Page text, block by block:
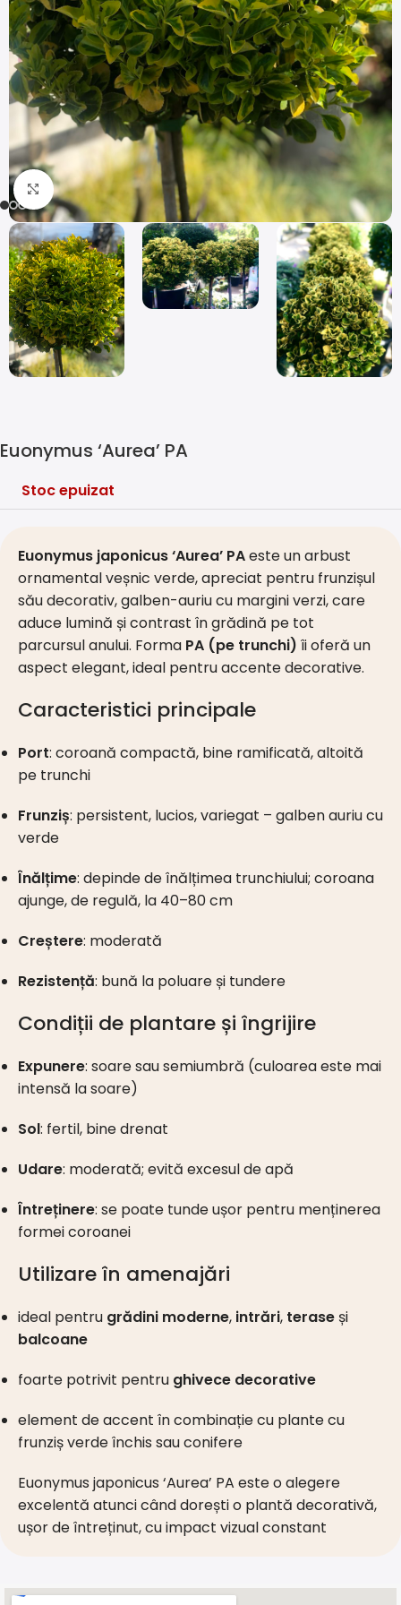
Click to enlarge
Euonymus ‘Aurea’ PA
Stoc epuizat
Euonymus japonicus ‘Aurea’ PAeste un arbust
ornamental veșnic verde, apreciat pentru frunzișul
său decorativ, galben-auriu cu margini verzi, care
aduce lumină și contrast în grădină pe tot
parcursul anului. Forma PA (pe trunchi) îi oferă un
aspect elegant, ideal pentru accente decorative.
Caracteristici principale
Port: coroană compactă, bine ramificată, altoită
pe trunchi
Frunziș: persistent, lucios, variegat – galben auriu cu
verde
Înălțime: depinde de înălțimea trunchiului; coroana
ajunge, de regulă, la 40–80 cm
Creștere: moderată
Rezistență: bună la poluare și tundere
Condiții de plantare și îngrijire
Expunere: soare sau semiumbră (culoarea este mai
intensă la soare)
Sol: fertil, bine drenat
Udare: moderată; evită excesul de apă
Întreținere: se poate tunde ușor pentru menținerea
formei coroanei
Utilizare în amenajări
ideal pentru grădini moderne, intrări, teraseși
balcoane
foarte potrivit pentru ghivece decorative
element de accent în combinație cu plante cu
frunziș verde închis sau conifere
Euonymus japonicus ‘Aurea’ PA este o alegere
excelentă atunci când dorești o plantă decorativă,
ușor de întreținut, cu impact vizual constant